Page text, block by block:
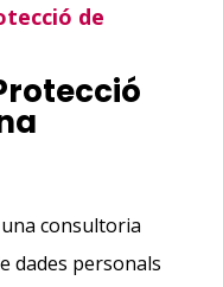
de
consultoria
dades personals